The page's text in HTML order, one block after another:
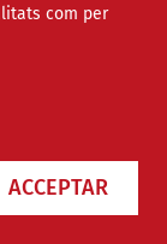
com per
ACCEPTAR
socials